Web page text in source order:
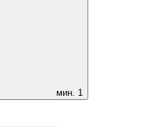
мин. 1